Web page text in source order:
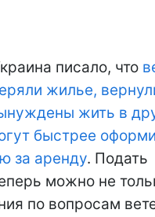
писало, что
жилье,
жить в
быстрее
за аренду. Подать
можно не
по вопросам